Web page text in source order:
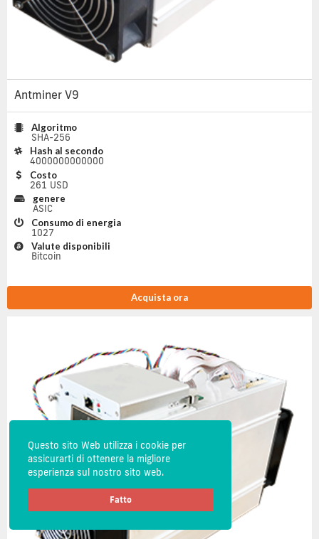
Questo sito Web utilizza i cookie per
assicurarti di ottenere la migliore
esperienza sul nostro sito web.
Fatto
Antminer V9
Algoritmo
SHA-256
Hash al secondo
4000000000000
Costo
261 USD
genere
ASIC
Consumo di energia
1027
Valute disponibili
Bitcoin
Acquista ora